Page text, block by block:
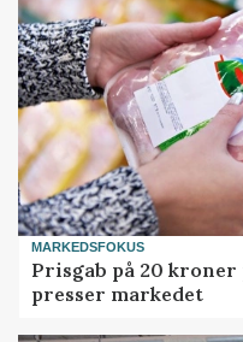
MARKEDSFOKUS
Prisgab på 20
presser markedet